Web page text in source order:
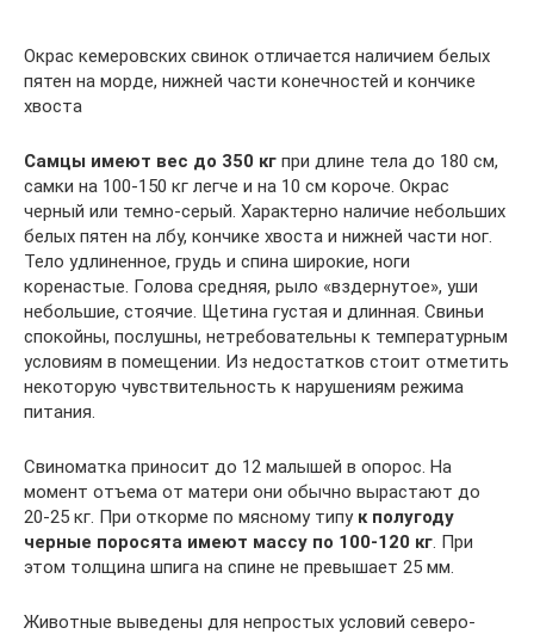
Окрас кемеровских свинок отличается наличием белых
пятен на морде, нижней части конечностей и кончике
хвоста
Самцы имеют вес до 350 кг при длине тела до 180 см,
самки на 100-150 кг легче и на 10 см короче. Окрас
черный или темно-серый. Характерно наличие небольших
белых пятен на лбу, кончике хвоста и нижней части ног.
Тело удлиненное, грудь и спина широкие, ноги
коренастые. Голова средняя, рыло «вздернутое», уши
небольшие, стоячие. Щетина густая и длинная. Свиньи
спокойны, послушны, нетребовательны к температурным
условиям в помещении. Из недостатков стоит отметить
некоторую чувствительность к нарушениям режима
питания.
Свиноматка приносит до 12 малышей в опорос. На
момент отъема от матери они обычно вырастают до
20-25 кг. При откорме по мясному типу к полугоду
черные поросята имеют массу по 100-120 кг . При
этом толщина шпига на спине не превышает 25 мм.
Животные выведены для непростых условий северо-